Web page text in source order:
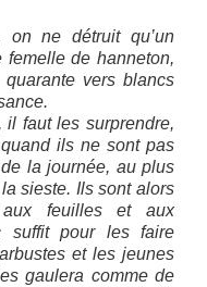
ne détruit qu’un
femelle de hanneton,
vers blancs
il faut les surprendre,
ils ne sont pas
la journée, au plus
sieste. Ils sont alors
feuilles et aux
suffit pour les faire
et les jeunes
gaulera comme de